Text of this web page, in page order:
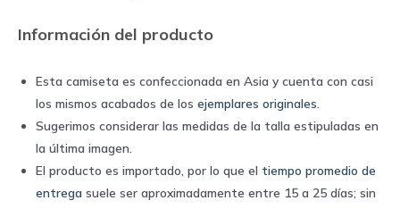
Información del producto
Esta camiseta es confeccionada en Asia y cuenta con casi
los mismos acabados de los ejemplares originales
Sugerimos considerar las medidas de la talla estipuladas en
la última imagen.
El producto es importado, por lo que el tiempo promedio de
entrega suele ser aproximadamente entre 15 a 25 días; sin